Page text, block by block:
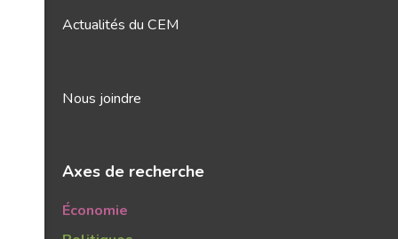
Actualités du CEM
Nous joindre
Axes de recherche
Économie